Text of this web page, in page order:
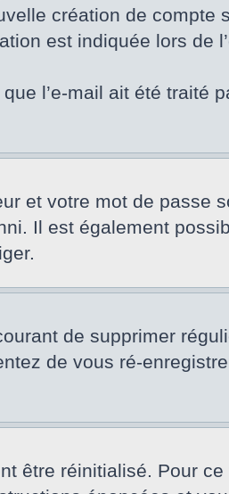
création de compte
est indiquée lors de
l’e-mail ait été traité
et votre mot de passe
Il est également
de supprimer
de vous ré-
être réinitialisé. Pour ce